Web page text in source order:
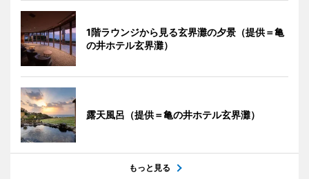
1階ラウンジから見る玄界灘の夕景（提供＝亀
の井ホテル玄界灘）
露天風呂（提供＝亀の井ホテル玄界灘）
もっと見る